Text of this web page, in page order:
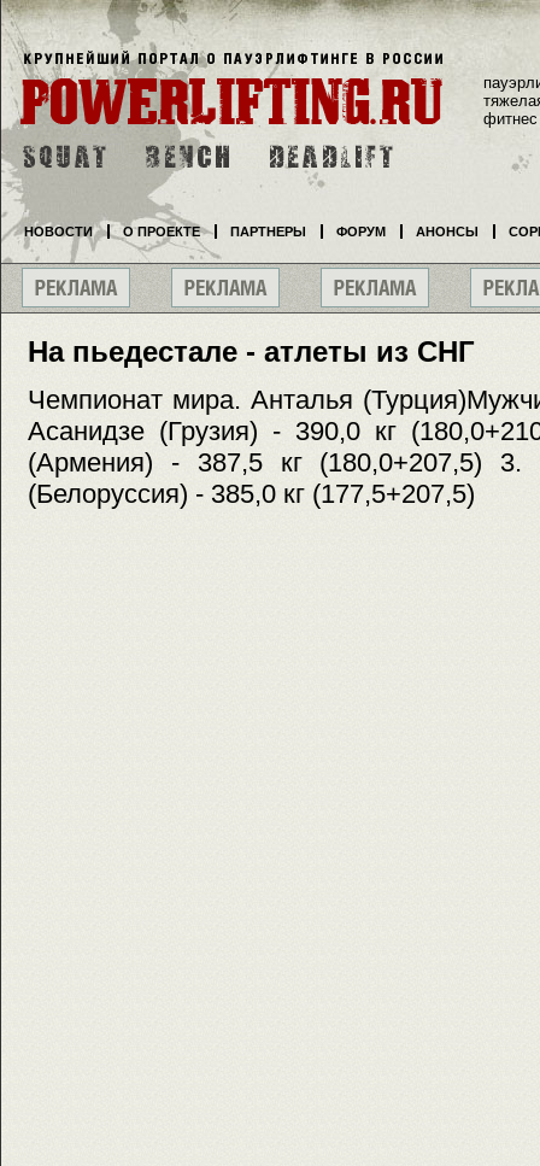
На пьедестале - атлеты из СНГ
Чемпионат мира. Анталья
Асанидзе (Грузия) - 390,0 кг
(Армения) - 387,5 кг (180,0+207,5) 3.
(Белоруссия) - 385,0 кг (177,5+207,5)
фитнес
НОВОСТИ О ПРОЕКТЕ ПАРТНЕРЫ ФОРУМ АНОНСЫ